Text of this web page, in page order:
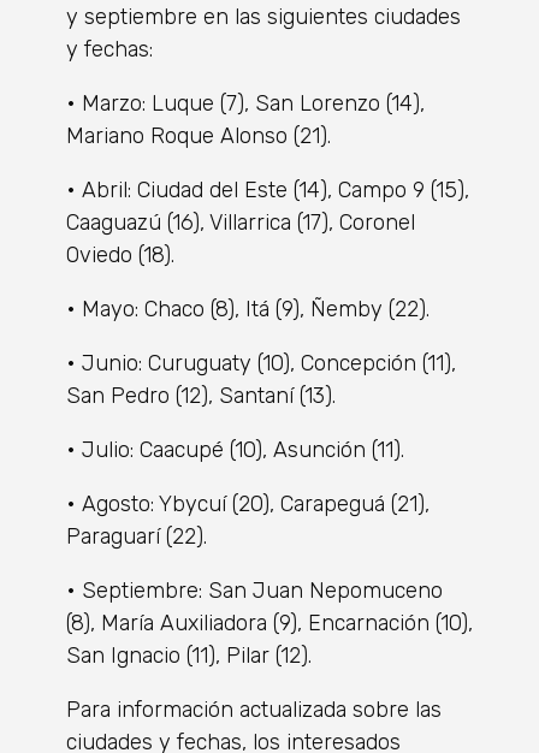
y septiembre en las siguientes ciudades
y fechas:
• Marzo: Luque (7), San Lorenzo (14),
Mariano Roque Alonso (21).
• Abril: Ciudad del Este (14), Campo 9 (15),
Caaguazú (16), Villarrica (17), Coronel
Oviedo (18).
• Mayo: Chaco (8), Itá (9), Ñemby (22).
• Junio: Curuguaty (10), Concepción (11),
San Pedro (12), Santaní (13).
• Julio: Caacupé (10), Asunción (11).
• Agosto: Ybycuí (20), Carapeguá (21),
Paraguarí (22).
• Septiembre: San Juan Nepomuceno
(8), María Auxiliadora (9), Encarnación (10),
San Ignacio (11), Pilar (12).
Para información actualizada sobre las
ciudades y fechas, los interesados